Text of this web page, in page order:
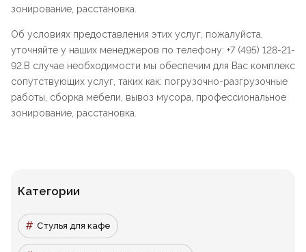
зонирование, расстановка.
Об условиях предоставления этих услуг, пожалуйста,
уточняйте у наших менеджеров по телефону: +7 (495) 128-21-
92.В случае необходимости мы обеспечим для Вас комплекс
сопутствующих услуг, таких как: погрузочно-разгрузочные
работы, сборка мебели, вывоз мусора, профессиональное
зонирование, расстановка.
Категории
Стулья для кафе